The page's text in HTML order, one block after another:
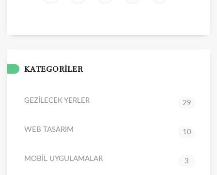
KATEGORİLER
GEZİLECEK YERLER 29
WEB TASARIM 10
MOBİL UYGULAMALAR 3